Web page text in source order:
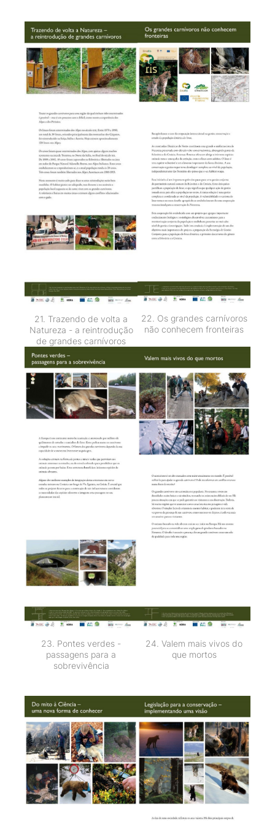
21. Trazendo de volta a
Natureza - a reintrodução
de grandes carnívoros
22. Os grandes carnívoros
não conhecem fronteiras
23. Pontes verdes -
passagens para a
sobrevivência
24. Valem mais vivos do
que mortos